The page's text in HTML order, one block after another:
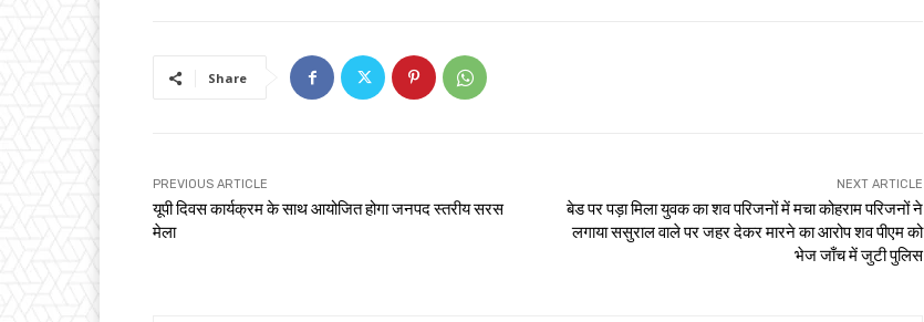
Share
PREVIOUS ARTICLE
यूपी दिवस कार्यक्रम के साथ आयोजित होगा जनपद स्तरीय सरस
मेला
NEXT ARTICLE
बेड पर पड़ा मिला युवक का शव परिजनों में मचा कोहराम परिजनों ने
लगाया ससुराल वाले पर जहर देकर मारने का आरोप शव पीएम को
भेज जाँच में जुटी पुलिस